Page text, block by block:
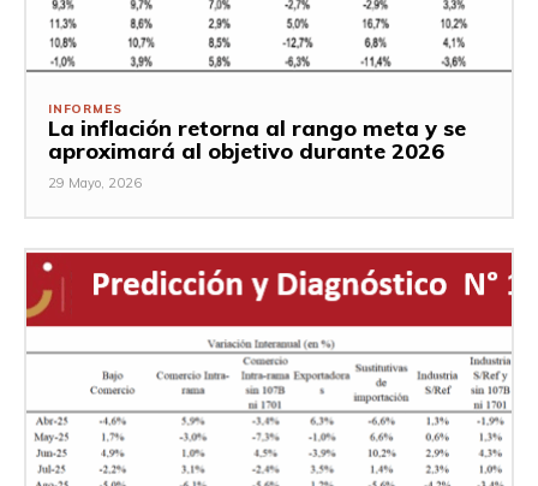
INFORMES
La inflación retorna al rango meta y se
aproximará al objetivo durante 2026
29 Mayo, 2026